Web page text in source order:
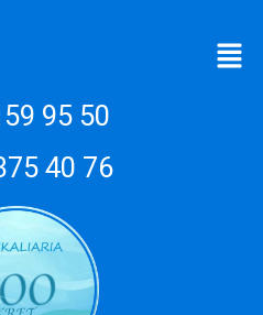
95 50
40 76